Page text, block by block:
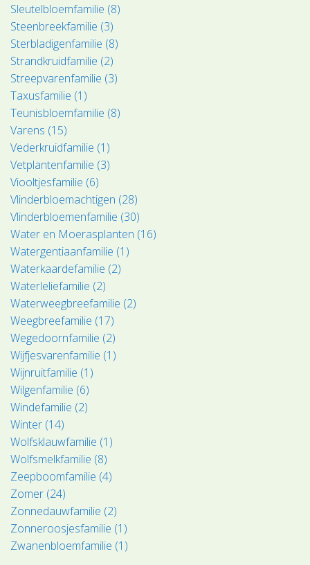
Sleutelbloemfamilie (8)
Steenbreekfamilie (3)
Sterbladigenfamilie (8)
Strandkruidfamilie (2)
Streepvarenfamilie (3)
Taxusfamilie (1)
Teunisbloemfamilie (8)
Varens (15)
Vederkruidfamilie (1)
Vetplantenfamilie (3)
Viooltjesfamilie (6)
Vlinderbloemachtigen (28)
Vlinderbloemenfamilie (30)
Water en Moerasplanten (16)
Watergentiaanfamilie (1)
Waterkaardefamilie (2)
Waterleliefamilie (2)
Waterweegbreefamilie (2)
Weegbreefamilie (17)
Wegedoornfamilie (2)
Wijfjesvarenfamilie (1)
Wijnruitfamilie (1)
Wilgenfamilie (6)
Windefamilie (2)
Winter (14)
Wolfsklauwfamilie (1)
Wolfsmelkfamilie (8)
Zeepboomfamilie (4)
Zomer (24)
Zonnedauwfamilie (2)
Zonneroosjesfamilie (1)
Zwanenbloemfamilie (1)